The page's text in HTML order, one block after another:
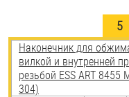
5
Наконечник для
вилкой и внутренней
резьбой ESS ART 8455
304)